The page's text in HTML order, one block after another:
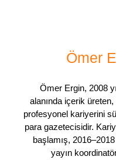
Ömer
Ömer Ergin, 2008
alanında içerik
profesyonel kariyerini
para gazetecisidir.
başlamış, 2016–2018
yayın